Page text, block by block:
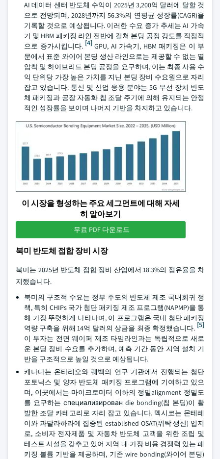
AI 데이터 센터 반도체 수익이 2025년 3,200억 달러에 달할 것
으로 전망되며, 2028년까지 56.3%의 연평균 성장률(CAGR)을
기록할 것으로 예상됩니다. 이러한 수요 증가 추세는 AI 가속
기 및 HBM 패키징 라인 전반에 걸쳐 본딩 공정 강도를 직접적
으로 증가시킵니다. [4]GPU, AI 가속기, HBM 패키징은 이 부
문에서 표준 와이어 본딩 생산 라인으로는 제공할 수 없는 열
압착 및 하이브리드 본딩 공정을 요구하며, 이는 최종 사용 수
익 단위당 가장 높은 가치를 지닌 본딩 장비 수요원으로 자리
잡고 있습니다. 통신 및 산업 응용 분야는 5G 무선 장치 반도
체 패키징과 공장 자동화 칩 조달 주기에 의해 유지되는 안정
적인 성장률을 보이며 나머지 기반을 차지하고 있습니다.
이 시장을 형성하는 주요 세그먼트에 대해 자세
히 알아보기
무료 PDF 다운로드
북미 반도체 접합 장비 시장
북미는 2025년 반도체 접합 장비 산업에서 18.3%의 점유율을 차
지했습니다.
북미의 구조적 수요는 정부 주도의 반도체 제조 국내회귀 정
책, 특히 CHIPs 국가 첨단 패키징 제조 프로그램(NAPMP)을 통
해 가장 뚜렷하게 나타나며, 이 프로그램은 국내 첨단 패키징
역량 구축을 위해 14억 달러의 상금을 최종 확정했습니다. [5]
이 투자는 전면 웨이퍼 제조 타임라인과는 독립적으로 새로
운 본딩 장비 수요를 추가하며, 예측 기간 동안 지역 설치 기
반을 구조적으로 높일 것으로 예상됩니다.
캐나다는 온타리오와 퀘벡의 연구 기관에서 진행되는 첨단
포토닉스 및 양자 반도체 패키징 프로그램에 기여하고 있으
며, 이곳에서는 마이크로미터 이하의 정밀alignment 정밀도
를 요구하는 специализирован die bonding(칩 본딩)이 활
발한 조달 카테고리로 자리 잡고 있습니다. 멕시코는 몬테레
이와 과달라하라에 집중된 established OSAT(위탁 생산) 입지
로, 소비자 전자제품 및 자동차 반도체 고객을 위한 조립 및
테스트 시설을 갖추고 있어 지역 내 가장 비용 경쟁력 있는 패
키징 볼륨 기반을 제공하며, 기존 wire bonding(와이어 본딩)